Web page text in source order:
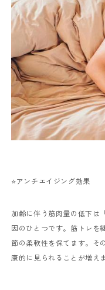
⭐️アンチエイジング効果
加齢に伴う筋肉量の低下は
因のひとつです。筋トレを
節の柔軟性を保てます。そ
康的に見られることが増え